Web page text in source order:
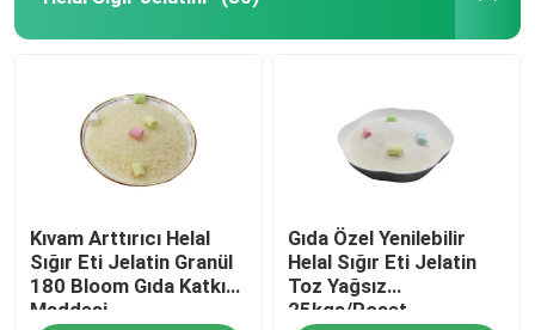
Kıvam Arttırıcı Helal
Sığır Eti Jelatin Granül
180 Bloom Gıda Katkı
Maddesi
Gıda Özel Yenilebilir
Helal Sığır Eti Jelatin
Toz Yağsız
25kgs/Poşet